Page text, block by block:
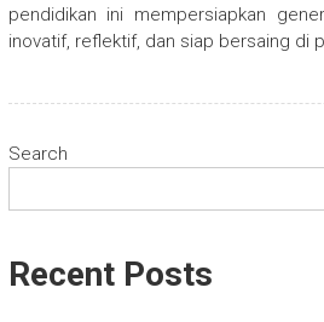
pendidikan ini mempersiapkan
inovatif, reflektif, dan siap bersaing di
Search
Recent Posts